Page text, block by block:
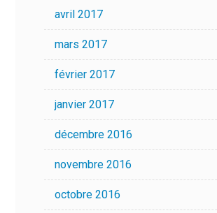
avril 2017
mars 2017
février 2017
janvier 2017
décembre 2016
novembre 2016
octobre 2016